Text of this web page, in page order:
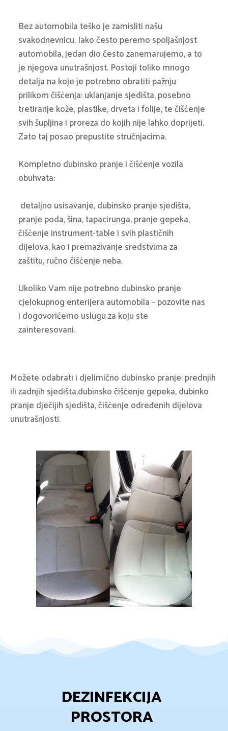
Bez automobila teško je zamisliti našu
svakodnevnicu. Iako često peremo spoljašnjost
automobila, jedan dio često zanemarujemo, a to
je njegova unutrašnjost. Postoji toliko mnogo
detalja na koje je potrebno obratiti pažnju
prilikom čišćenja: uklanjanje sjedišta, posebno
tretiranje kože, plastike, drveta i folije, te čišćenje
svih šupljina i proreza do kojih nije lahko doprijeti.
Zato taj posao prepustite stručnjacima.
Kompletno dubinsko pranje i čišćenje vozila
obuhvata:
detaljno usisavanje, dubinsko pranje sjedišta,
pranje poda, šina, tapacirunga, pranje gepeka,
čišćenje instrument-table i svih plastičnih
dijelova, kao i premazivanje sredstvima za
zaštitu, ručno čišćenje neba.
Ukoliko Vam nije potrebno dubinsko pranje
cjelokupnog enterijera automobila – pozovite nas
i dogovorićemo uslugu za koju ste
zainteresovani.
Možete odabrati i djelimično dubinsko pranje: prednjih
ili zadnjih sjedišta,dubinsko čišćenje gepeka, dubinko
pranje dječijih sjedišta, čišćenje određenih dijelova
unutrašnjosti.
DEZINFEKCIJA
PROSTORA